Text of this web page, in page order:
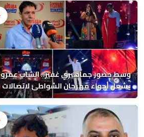
وسط حضور جماهيري غفير.. الشاب عمرو
يشعل أجواء مهرجان الشواطئ لاتصالات
المغرب بطنجة